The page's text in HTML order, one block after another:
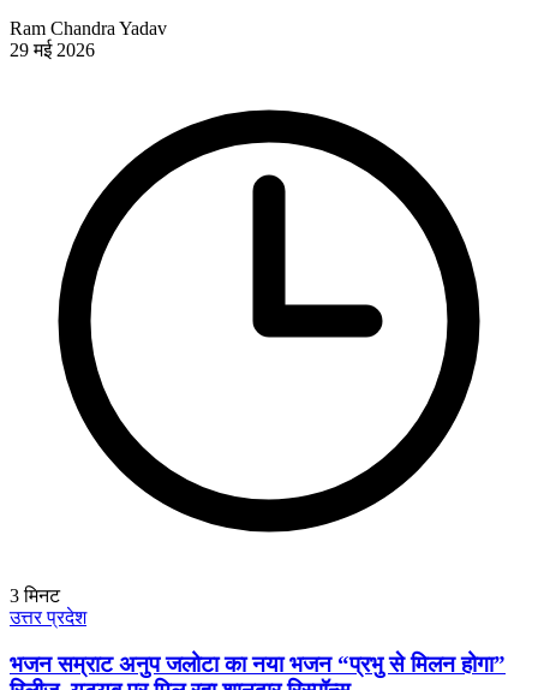
Ram Chandra Yadav
29 मई 2026
3मिनट
उत्तर प्रदेश
भजन सम्राट अनुप जलोटा का नया भजन “प्रभु से मिलन होगा”